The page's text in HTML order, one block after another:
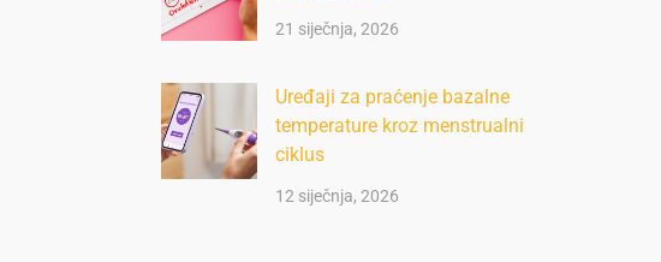
21 siječnja, 2026
Uređaji za praćenje bazalne
temperature kroz menstrualni
ciklus
12 siječnja, 2026